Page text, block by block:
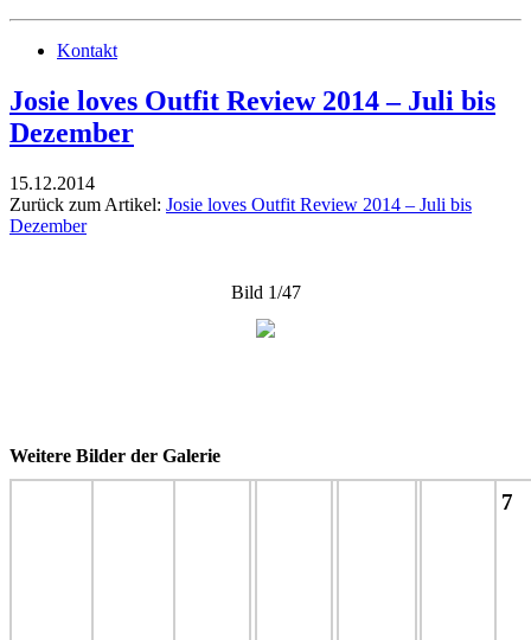
Kontakt
Josie loves Outfit Review 2014 – Juli bis
Dezember
15.12.2014
Zurück zum Artikel: Josie loves Outfit Review 2014 – Juli bis
Dezember
Bild 1/47
Weitere Bilder der Galerie
7